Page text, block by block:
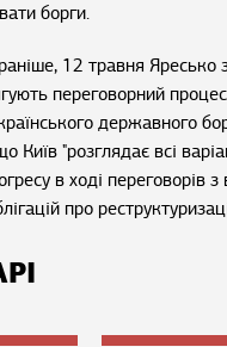
борги.
12 травня Яресько
переговорний
державного
Київ "розглядає всі
в ході переговорів
про